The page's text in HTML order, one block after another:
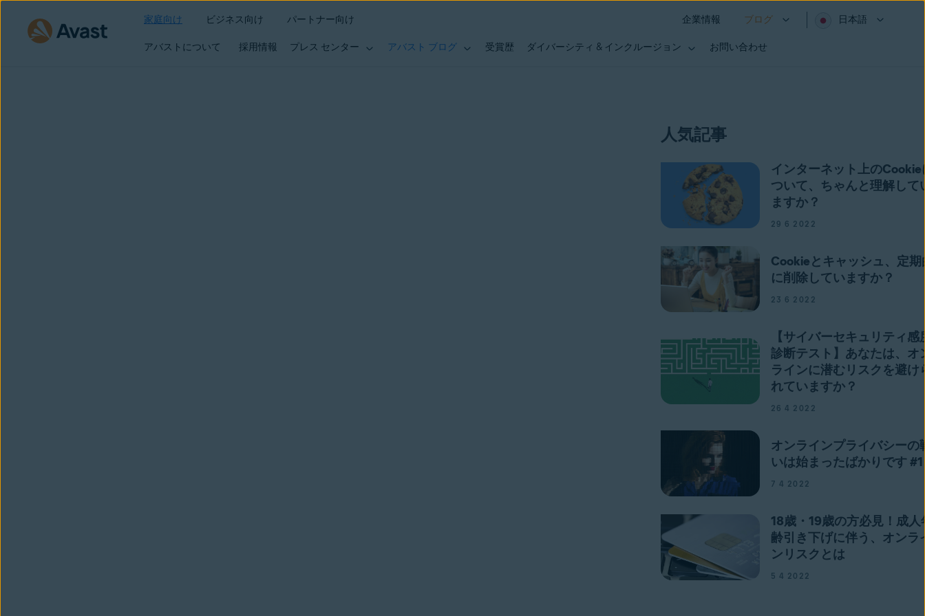
家庭向け ビジネス向け パートナー向け 企業情報 ブログ 日本語
アバストについて 採用情報 プレス センター アバスト ブログ 受賞歴 ダイバーシティ & インクルージョン お問い合わせ
人気記事
インターネット上のCookie
ついて、ちゃんと理解して
ますか？
29 6 2022
Cookieとキャッシュ、定期
に削除していますか？
23 6 2022
【サイバーセキュリティ感
診断テスト】あなたは、オ
ラインに潜むリスクを避け
れていますか？
26 4 2022
オンラインプライバシーの
いは始まったばかりです #1
7 4 2022
18歳・19歳の方必見！成人
齢引き下げに伴う、オンラ
ンリスクとは
5 4 2022